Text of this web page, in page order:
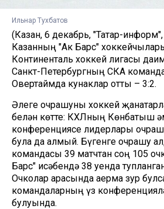
Ильнар Тухбатов
(Казан, 6 декабрь, "Татар-
Казанның "Ак Барс"
Континенталь хоккей лигасы
Санкт-Петербургның СКА
Овертаймда кунаклар отты – 3:2.
Əлеге очрашуны хоккей
белән көтте: КХЛның Көнбатыш
конференциясе лидерлары
була да алмый. Бүгенге очрашу
командасы 39 матчтан соң 105
Барс" исәбендә 38 уенда
Очколар арасында аерма зур
командаларның үз
булуында.